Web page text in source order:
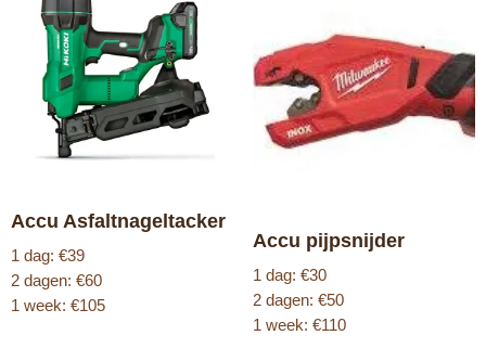
Accu Asfaltnageltacker
1 dag: €39
2 dagen: €60
1 week: €105
Accu pijpsnijder
1 dag: €30
2 dagen: €50
1 week: €110